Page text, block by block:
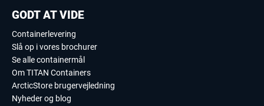
GODT AT VIDE
Containerlevering
Slå op i vores brochurer
Se alle containermål
Om TITAN Containers
ArcticStore brugervejledning
Nyheder og blog